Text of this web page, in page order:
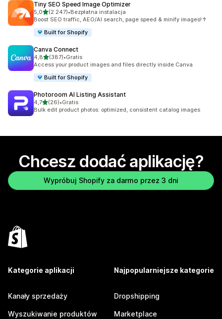
Tiny SEO Speed Image Optimizer
5,0na 5 gwiazdek
(2 247)
Łączna liczba recenzji: 2247
•Bezpłatna instalacja
Boost SEO traffic, AEO/AI search, page speed & minify images!↑
Built for Shopify
Canva Connect
4,8na 5 gwiazdek
(387)
Łączna liczba recenzji: 387
•Gratis
Access your product images and files directly inside Canva
Built for Shopify
Photoroom AI Listing Assistant
4,7na 5 gwiazdek
(26)
Łączna liczba recenzji: 26
•Gratis
Bulk edit product photos: optimized, consistent catalog images
Chcesz dodać aplikację?
Wypróbuj Shopify za darmo przez 3 dni
Kategorie aplikacji
Kanały sprzedaży
Wyszukiwanie produktów
Najpopularniejsze kategorie
Dropshipping
Marketplace